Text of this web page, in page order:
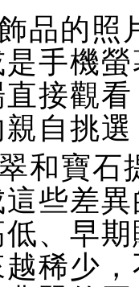
品的照
手機
接觀
自挑
和寶石
些差
、早
稀少